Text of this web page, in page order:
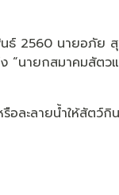
ธ์ 2560 นายอภัย
“นายกสมาคมสัต
ละลายน้ำให้สัตว์